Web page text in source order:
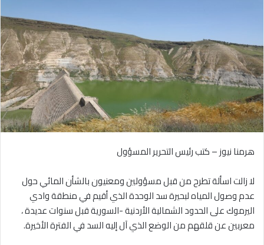
‎لا زالت اسألة تطرح من قبل مسؤولين ومعنيون بالشأن المائي حول
عدم وصول المياه لبحيرة سد الوحدة الذي أقيم في منطقة وادي
اليرموك على الحدود الشمالية الأردنية -السورية قبل سنوات عديدة ،
معربين عن قلقهم من الوضع الذي آل إليه السد في الفترة الأخيرة.